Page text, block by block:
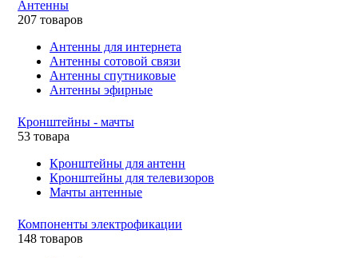
Антенны
207 товаров
Антенны для интернета
Антенны сотовой связи
Антенны спутниковые
Антенны эфирные
Кронштейны - мачты
53 товара
Кронштейны для антенн
Кронштейны для телевизоров
Мачты антенные
Компоненты электрофикации
148 товаров